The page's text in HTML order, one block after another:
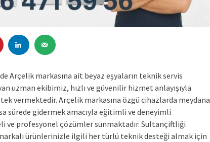
Arçelik markasına ait beyaz eşyaların teknik servis
uzman ekibimiz, hızlı ve güvenilir hizmet anlayışıyla
vermektedir. Arçelik markasına özgü cihazlarda meydana
sürede gidermek amacıyla eğitimli ve deneyimli
ve profesyonel çözümler sunmaktadır. Sultançiftliği
ürünlerinizle ilgili her türlü teknik desteği almak için